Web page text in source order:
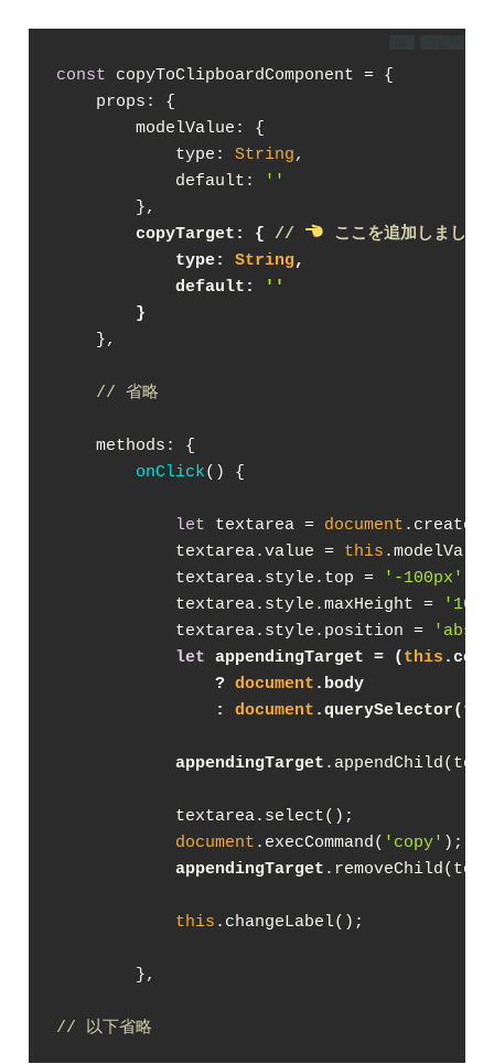
const copyToClipboardComponent = {
props : {
modelValue : {
type : String,
default :
''
copyTarget : { //
ここを追加しました
type: String,
default :
''
        }
    },
// 省略
methods : {
onClick( ) {
let textarea = document
            textarea.value =
this
            textarea.style.top =
'-100px'
            textarea.style.maxHeight =
            textarea.style.position =
let appendingTarget = (this
                ?
document .body
                :
document .querySelector(
appendingTarget
            textarea.select();
document .execCommand( 'copy' );
appendingTarget
this .changeLabel();
        },
// 以下省略